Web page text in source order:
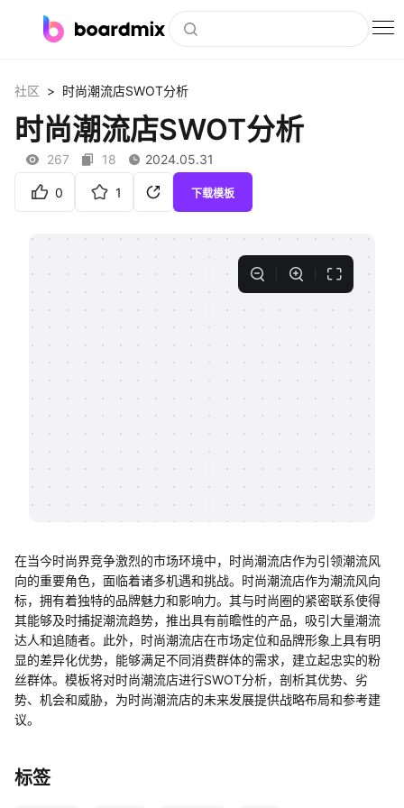
社区资源
下载
私有化部署
客户案例
支持
社区 > 时尚潮流店SWOT分析
时尚潮流店SWOT分析
267 18 2024.05.31
0 1 下载模板
在当今时尚界竞争激烈的市场环境中，时尚潮流店作为引领潮流风
向的重要角色，面临着诸多机遇和挑战。时尚潮流店作为潮流风向
标，拥有着独特的品牌魅力和影响力。其与时尚圈的紧密联系使得
其能够及时捕捉潮流趋势，推出具有前瞻性的产品，吸引大量潮流
达人和追随者。此外，时尚潮流店在市场定位和品牌形象上具有明
显的差异化优势，能够满足不同消费群体的需求，建立起忠实的粉
丝群体。模板将对时尚潮流店进行SWOT分析，剖析其优势、劣
势、机会和威胁，为时尚潮流店的未来发展提供战略布局和参考建
议。
标签